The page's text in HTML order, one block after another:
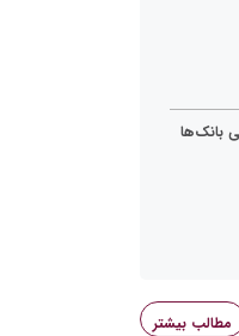
بانک‌ها
مطالب بیشتر